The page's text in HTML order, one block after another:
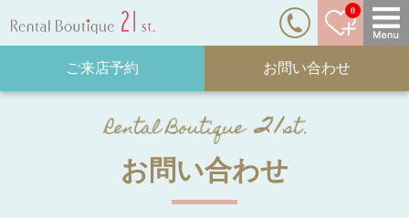
0
ご来店予約 お問い合わせ
お問い合わせ